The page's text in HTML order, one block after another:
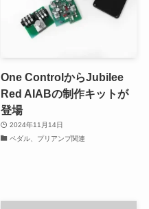
One ControlからJubilee
Red AIABの制作キットが
登場
2024年11月14日
ペダル、プリアンプ関連